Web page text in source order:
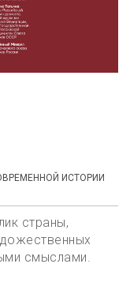
ИСТОРИИ
страны,
смыслами.